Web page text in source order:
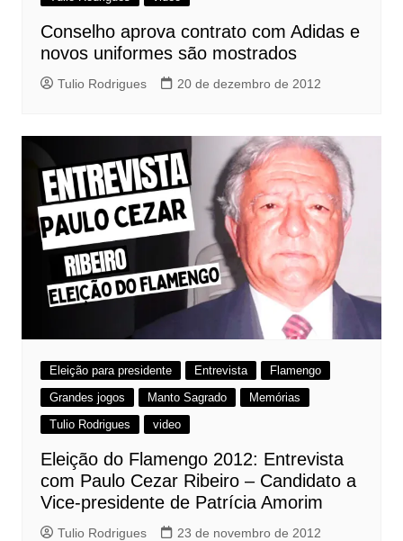
Conselho aprova contrato com Adidas e
novos uniformes são mostrados
Tulio Rodrigues 20 de dezembro de 2012
Eleição para presidente Entrevista
Flamengo
Grandes jogos
Manto Sagrado
Memórias
Tulio Rodrigues
video
Eleição do Flamengo 2012: Entrevista
com Paulo Cezar Ribeiro – Candidato a
Vice-presidente de Patrícia Amorim
Tulio Rodrigues 23 de novembro de 2012